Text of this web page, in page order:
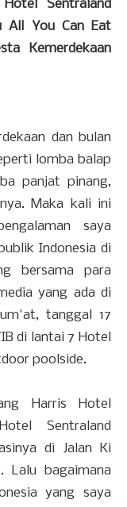
Sentraland
All You Can Eat
Kemerdekaan
dan bulan
lomba balap
panjat pinang,
Maka kali ini
saya
Indonesia di
bersama para
yang ada di
tanggal 17
di lantai 7 Hotel
poolside.
Harris Hotel
Sentraland
di Jalan Ki
Lalu bagaimana
yang saya